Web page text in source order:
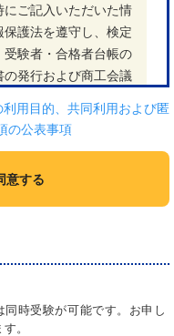
ご記入いただいた情
護法を遵守し、検定
験者・合格者台帳の
発行および商工会議
。
いますので、必ず身
写真のいずれも確認
、受験希望地の商工
にご相談ください。
、採点基準・方法に
答できません。
用目的、共同利用および匿
の公表事項
意する
時受験が可能です。お申し
。